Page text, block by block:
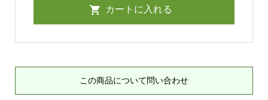
この商品について問い合わせ